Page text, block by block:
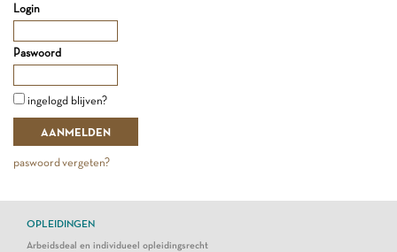
Login
Paswoord
ingelogd blijven?
paswoord vergeten?
OPLEIDINGEN
Arbeidsdeal en individueel opleidingsrecht